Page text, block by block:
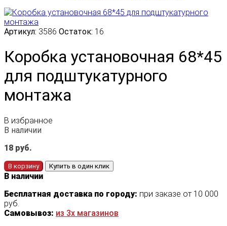
Артикул: 3586 Остаток: 16
Коробка установочная 68*45
для подштукатурного
монтажа
В избранное
В наличии
18 руб.
В корзину Купить в один клик
В наличии
Бесплатная доставка по городу: при заказе от 10 000
руб.
Самовывоз: из 3х магазинов